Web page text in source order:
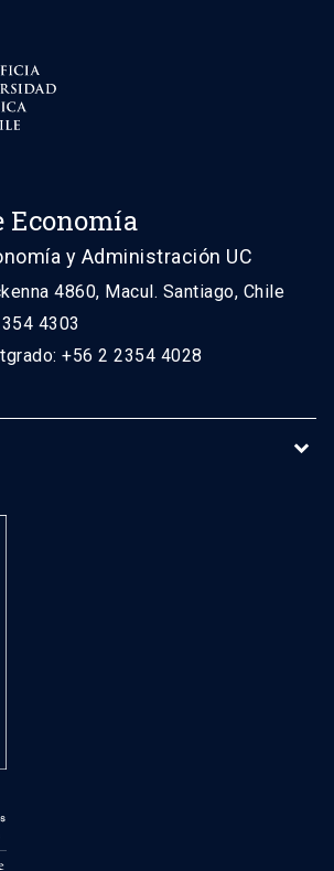
y Administración UC
4860, Macul. Santiago, Chile
4303
+56 2 2354 4028